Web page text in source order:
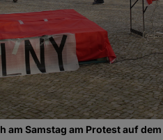
Samstag am Protest auf dem